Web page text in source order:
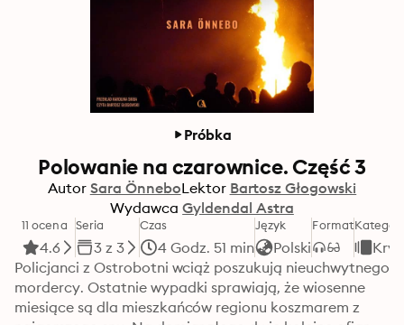
Próbka
Polowanie na czarownice. Część 3
Autor Sara ÖnneboLektor Bartosz Głogowski
Wydawca Gyldendal Astra
11 ocena
4.6
Seria
3 z 3
Czas
4 Godz. 51 min
Język
Polski
Format
Policjanci z Ostrobotni wciąż poszukują nieuchwytnego
mordercy. Ostatnie wypadki sprawiają, że wiosenne
miesiące są dla mieszkańców regionu koszmarem z